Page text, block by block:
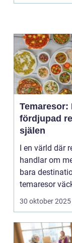
Temaresor:
fördjupad
själen
I en värld där
handlar om
bara
temaresor
30 oktober 2025